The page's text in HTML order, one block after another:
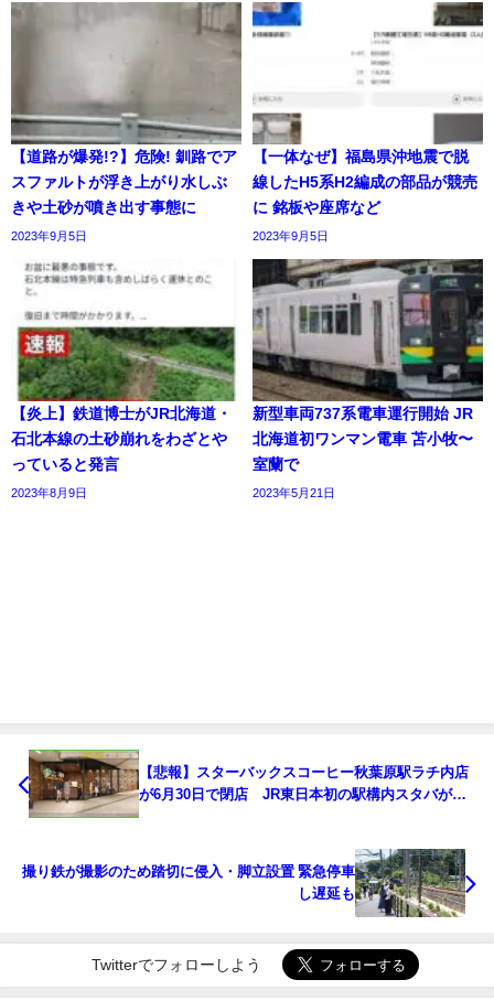
【道路が爆発!?】危険! 釧路でア
スファルトが浮き上がり水しぶ
きや土砂が噴き出す事態に
2023年9月5日
【一体なぜ】福島県沖地震で脱
線したH5系H2編成の部品が競売
に 銘板や座席など
2023年9月5日
【炎上】鉄道博士がJR北海道・
石北本線の土砂崩れをわざとや
っていると発言
2023年8月9日
新型車両737系電車運行開始 JR
北海道初ワンマン電車 苫小牧〜
室蘭で
2023年5月21日
【悲報】スターバックスコーヒー秋葉原駅ラチ内店
が6月30日で閉店 JR東日本初の駅構内スタバが消
撮り鉄が撮影のため踏切に侵入・脚立設置 緊急停車
し遅延も
Twitterでフォローしよう